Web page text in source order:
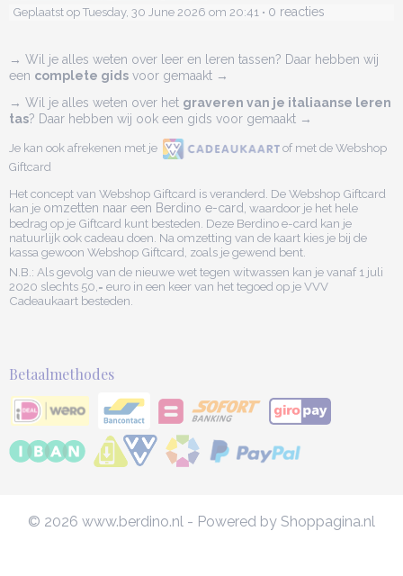
Geplaatst op Tuesday, 30 June 2026 om 20:41 • 0 reacties
→ Wil je alles weten over leer en leren tassen? Daar hebben wij
een complete gids voor gemaakt →
→ Wil je alles weten over het graveren van je italiaanse leren
tas? Daar hebben wij ook een gids voor gemaakt →
Je kan ook afrekenen met je
of met de Webshop
Giftcard
Het concept van Webshop Giftcard is veranderd. De Webshop Giftcard
kan je omzetten naar een Berdino e-card, waardoor je het hele
bedrag op je Giftcard kunt besteden. Deze Berdino e-card kan je
natuurlijk ook cadeau doen. Na omzetting van de kaart kies je bij de
kassa gewoon Webshop Giftcard, zoals je gewend bent.
N.B.: Als gevolg van de nieuwe wet tegen witwassen kan je vanaf 1 juli
2020 slechts 50,= euro in een keer van het tegoed op je VVV
Cadeaukaart besteden.
Betaalmethodes
© 2026 www.berdino.nl - Powered by Shoppagina.nl